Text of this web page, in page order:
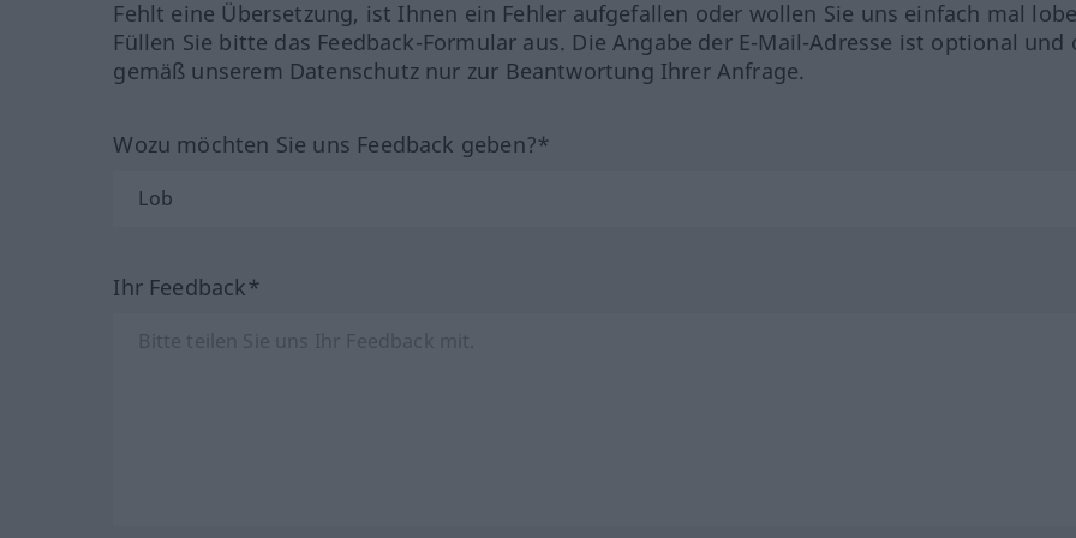
Fehlt eine Übersetzung, ist Ihnen ein Fehler aufgefallen oder wollen Sie uns einfach mal
Füllen Sie bitte das Feedback-Formular aus. Die Angabe der E-Mail-Adresse ist optional und
gemäß unserem Datenschutz nur zur Beantwortung Ihrer Anfrage.
Wozu möchten Sie uns Feedback geben?*
Ihr Feedback*